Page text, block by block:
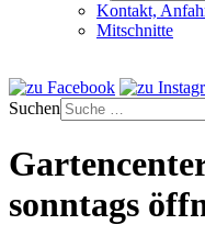
Kontakt,
Mitschnitte
Suchen
sonntags